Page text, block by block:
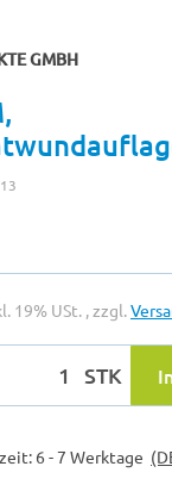
GMBH
19% USt. , zzgl.
STK
6 - 7 Werktage